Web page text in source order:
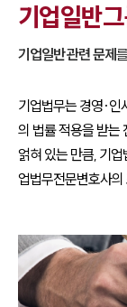
기업일반
기업일반관련 문제를
기업법무는 경영·인
의 법률 적용을 받는
얽혀 있는 만큼, 기
업법무전문변호사